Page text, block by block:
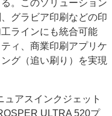
。このソリューション
グラビア印刷などの印
ラインにも統合可能
ィ、商業印刷アプリケ
グ（追い刷り）を実現
アスインクジェット
ULTRA 520プ